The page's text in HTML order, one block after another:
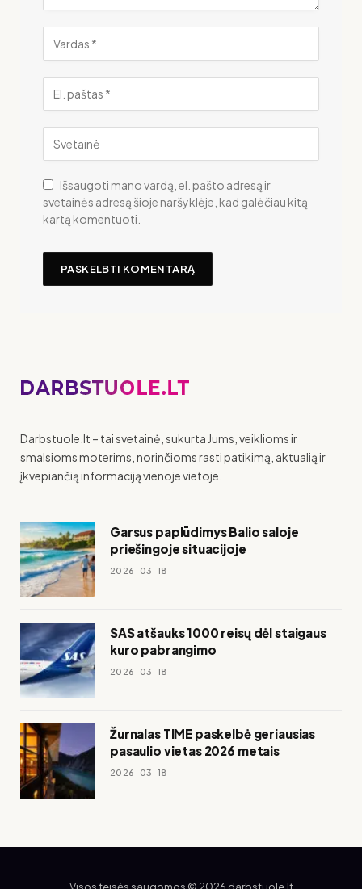
Išsaugoti mano vardą, el. pašto adresą ir
svetainės adresą šioje naršyklėje, kad galėčiau kitą
kartą komentuoti.
Darbstuole.lt – tai svetainė, sukurta Jums, veiklioms ir
smalsioms moterims, norinčioms rasti patikimą, aktualią ir
įkvepiančią informaciją vienoje vietoje.
Garsus paplūdimys Balio saloje
priešingoje situacijoje
2026-03-18
SAS atšauks 1000 reisų dėl staigaus
kuro pabrangimo
2026-03-18
Žurnalas TIME paskelbė geriausias
pasaulio vietas 2026 metais
2026-03-18
Visos teisės saugomos © 2026 darbstuole.lt